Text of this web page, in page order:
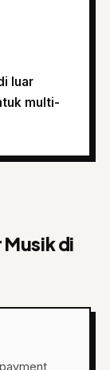
luar
multi-
Musik di